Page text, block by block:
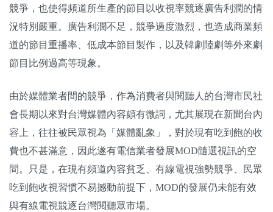
競爭，也使得頻道所生產的節目以收視率競逐廣告利潤的情
況特別嚴重。廣告利潤不足，競爭過度激烈，也造成商業頻
道的節目重播率、低成本節目製作，以及韓劇陸劇等外來劇
節目比例過高等現象。
由於媒體業者間的競爭，作為消費者與閱聽人的台灣市民社
會長期以來對台灣媒體內容頗有微詞，尤其展現在新聞台內
容上，往往被民眾視為「媒體亂象」，對於現有吃到飽的收
費也不甚滿意，因此遂有電信業者發展MOD隨選視訊的空
間。只是，在現有頻道內容貧乏、有線電視強勢競爭、民眾
吃到飽收視習慣不易撼動前提下，MOD的發展仍未能有效
與有線電視競逐台灣閱聽眾市場。